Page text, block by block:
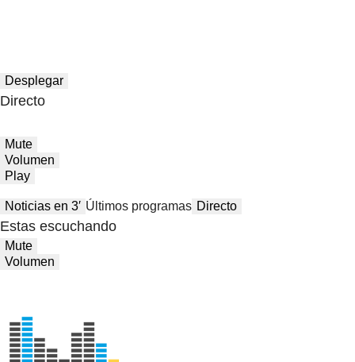
Desplegar
Directo
Mute
Volumen
Play
Noticias en 3′ Últimos programas Directo
Estas escuchando
Mute
Volumen